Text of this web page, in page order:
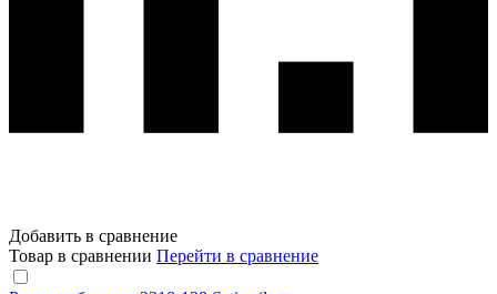
Добавить в сравнение
Товар в сравнении Перейти в сравнение